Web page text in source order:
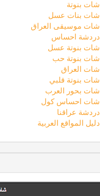
شات بنوتة
شات بنات عسل
شات موسيقى العراق
دردشة احساس
شات بنوتة عسل
شات بنوتة حب
شات العراق
شات بنوتة قلبي
شات بحور العرب
شات احساس كول
دردشة عراقنا
دليل المواقع العربية